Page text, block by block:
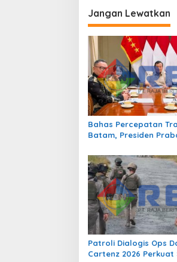
g
a
s
i
p
o
s
Jangan Lewatkan
Bahas Percepatan
Batam, Presiden
Patroli Dialogis Ops
Cartenz 2026